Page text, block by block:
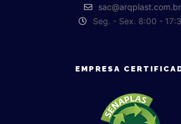
sac@arqplast.com.br
Seg. - Sex. 8:00 -
EMPRESA